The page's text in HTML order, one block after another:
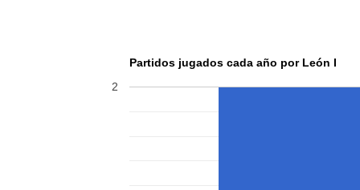
Partidos jugados cada año por León I
2